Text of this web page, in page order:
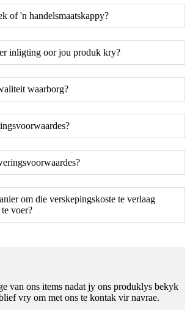
of 'n handelsmaatskappy?
inligting oor jou produk kry?
waarborg?
om die verskepingskoste te verlaag
voer?
van ons items nadat jy ons produklys bekyk
vry om met ons te kontak vir navrae.